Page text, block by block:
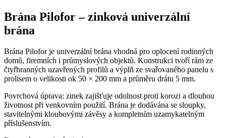
Brána Pilofor – zinková univerzální
brána
Brána Pilofor je univerzální brána vhodná pro oplocení rodinných
domů, firemních i průmyslových objektů. Konstrukci tvoří rám ze
čtyřhranných uzavřených profilů a výplň ze svařovaného panelu s
prolisem o velikosti ok 50 × 200 mm a průměru drátu 5 mm.
Povrchová úprava: zinek zajišťuje odolnost proti korozi a dlouhou
životnost při venkovním použití. Brána je dodávána se sloupky,
stavitelnými kloubovými závěsy a kompletním uzamykatelným
příslušenstvím.